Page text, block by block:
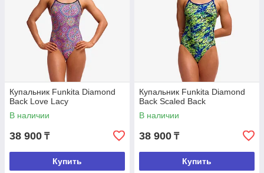
Купальник Funkita Diamond
Back Love Lacy
В наличии
38 900 ₸
Купить
Купальник Funkita Diamond
Back Scaled Back
В наличии
38 900 ₸
Купить